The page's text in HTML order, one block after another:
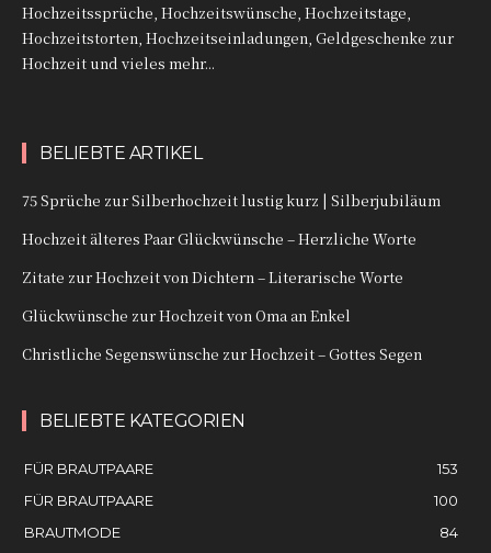
Hochzeitssprüche, Hochzeitswünsche, Hochzeitstage,
Hochzeitstorten, Hochzeitseinladungen, Geldgeschenke zur
Hochzeit und vieles mehr...
BELIEBTE ARTIKEL
75 Sprüche zur Silberhochzeit lustig kurz | Silberjubiläum
Hochzeit älteres Paar Glückwünsche – Herzliche Worte
Zitate zur Hochzeit von Dichtern – Literarische Worte
Glückwünsche zur Hochzeit von Oma an Enkel
Christliche Segenswünsche zur Hochzeit – Gottes Segen
BELIEBTE KATEGORIEN
FÜR BRAUTPAARE
153
FÜR BRAUTPAARE
100
BRAUTMODE
84